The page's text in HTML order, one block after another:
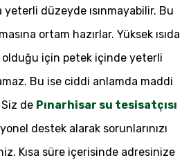
yeterli düzeyde ısınmayabilir. Bu
ortam hazırlar. Yüksek ısıda
olduğu için petek içinde yeterli
Bu ise ciddi anlamda maddi
de Pınarhisar su tesisatçısı
destek alarak sorunlarınızı
Kısa süre içerisinde adresinize